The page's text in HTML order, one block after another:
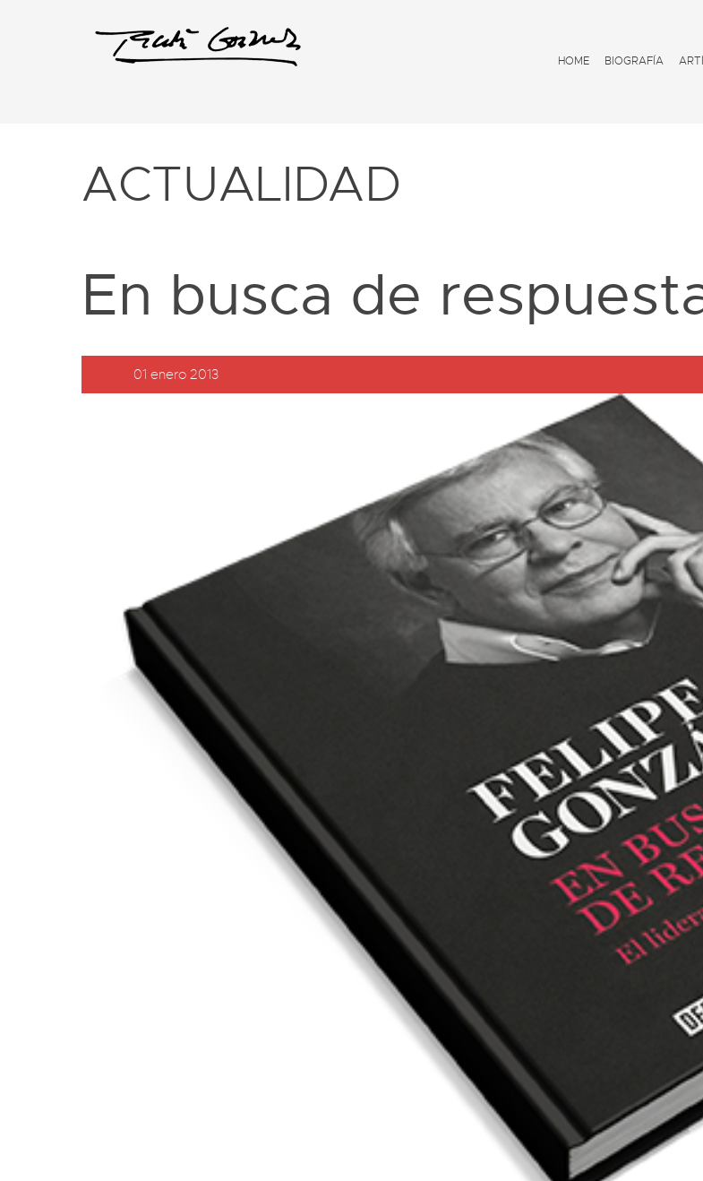
HOME BIOGRAFÍA
ACTUALIDAD
En busca de
01 enero 2013